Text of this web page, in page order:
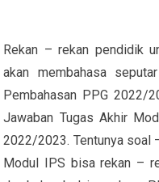
Rekan – rekan pendidik
akan membahasa
Pembahasan PPG 2022/
Jawaban Tugas Akhir
2022/2023. Tentunya soal
Modul IPS bisa rekan –